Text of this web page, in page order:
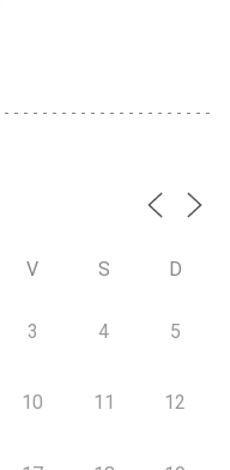
V S D
3 4 5
10 11 12